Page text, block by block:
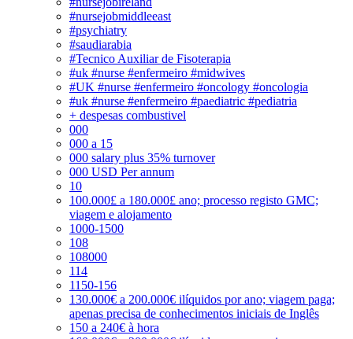
#nursejobmiddleeast
#psychiatry
#saudiarabia
#Tecnico Auxiliar de Fisoterapia
#uk #nurse #enfermeiro #midwives
#UK #nurse #enfermeiro #oncology #oncologia
#uk #nurse #enfermeiro #paediatric #pediatria
+ despesas combustivel
000
000 a 15
000 salary plus 35% turnover
000 USD Per annum
10
100.000£ a 180.000£ ano; processo registo GMC;
viagem e alojamento
1000-1500
108
108000
114
1150-156
130.000€ a 200.000€ ilíquidos por ano; viagem paga;
apenas precisa de conhecimentos iniciais de Inglês
150 a 240€ à hora